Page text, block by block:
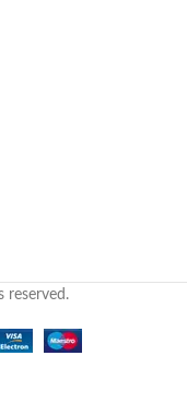
reserved.